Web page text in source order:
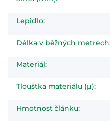
Lepidlo:
Délka v běžných metrech:
Materiál:
Tloušťka materiálu (µ):
Hmotnost článku: